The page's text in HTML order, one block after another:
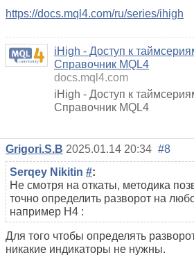
https://docs.mql4.com/ru/series/ihigh
iHigh - Доступ к
Справочник MQL4
docs.mql4.com
iHigh - Доступ к
Справочник MQL4
Grigori.S.B 2025.01.14 20:34 #8
Serqey Nikitin #:
Не смотря на откаты, методика
точно определить разворот на
например Н4 :
Для того чтобы определять
никакие индикаторы не нужны.